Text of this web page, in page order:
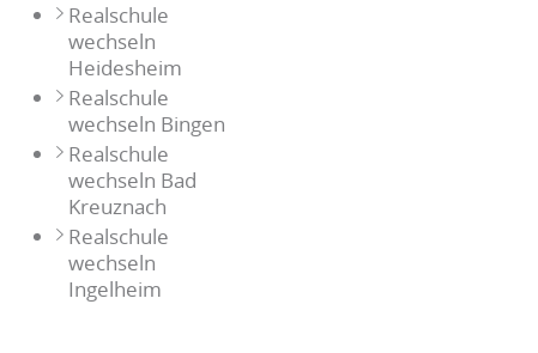
Realschule
wechseln
Heidesheim
Realschule
wechseln Bingen
Realschule
wechseln Bad
Kreuznach
Realschule
wechseln
Ingelheim